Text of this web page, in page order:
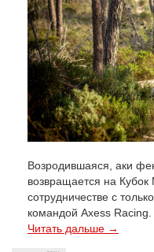
Возродившаяся, аки
возвращается на
сотрудничестве с
командой Axess Racing.
Читать дальше →